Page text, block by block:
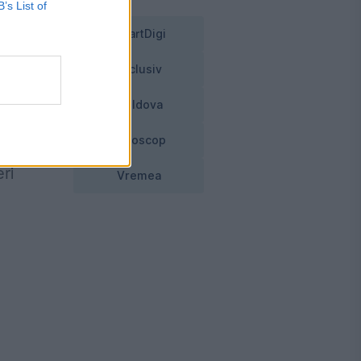
List of
SmartDigi
Exclusiv
Moldova
Horoscop
Vremea